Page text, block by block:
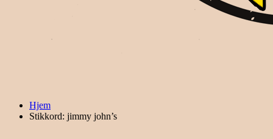
Hjem
Stikkord: jimmy john’s